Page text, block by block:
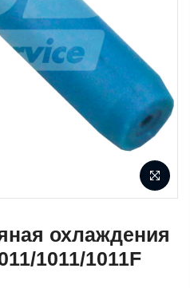
охлаждения
1011/1011F